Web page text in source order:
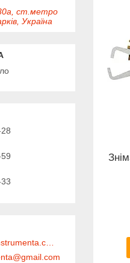
ст.метро
Україна